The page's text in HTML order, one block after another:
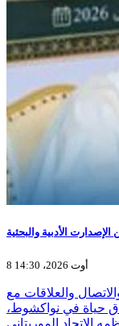
الأدبية والبحثية
8 أوت 2026، 14:30
والعلاقات مع
حياة في نواكشوط،